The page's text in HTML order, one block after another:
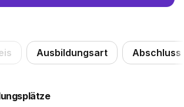
Ausbildungsart Abschluss